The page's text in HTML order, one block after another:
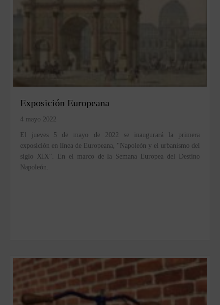
Exposición Europeana
4 mayo 2022
El jueves 5 de mayo de 2022 se inaugurará la primera
exposición en línea de Europeana, "Napoleón y el urbanismo del
siglo XIX". En el marco de la Semana Europea del Destino
Napoleón.